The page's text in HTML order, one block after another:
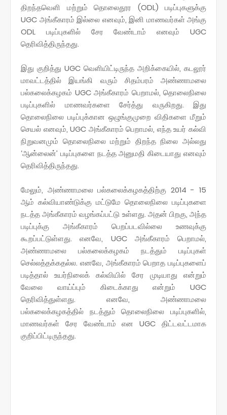
திறந்தவெளி மற்றும் தொலைதூர (ODL) படிப்புகளுக்கு
UGC அங்கீகாரம் இல்லை எனவும், இனி மாணவர்கள் அங்கு
ODL படிப்புகளில் சேர வேண்டாம் எனவும் UGC
தெரிவித்திருந்தது.
இது குறித்து UGC வெளியிட்டிருந்த அறிக்கையில், கடலூர்
மாவட்டத்தில் இயங்கி வரும் சிதம்பரம் அண்ணாமலை
பல்கலைக்கழகம் UGC அங்கீகாரம் பெறாமல், தொலைநிலை
படிப்புகளில் மாணவர்களை சேர்த்து வருகிறது. இது
தொலைநிலை படிப்புக்கான ஒழுங்குமுறை விதிகளை மீறும்
செயல் எனவும், UGC அங்கீகாரம் பெறாமல், எந்த உயர் கல்வி
நிறுவனமும் தொலைநிலை மற்றும் திறந்த நிலை அல்லது
‘ஆன்லைன்’ படிப்புகளை நடத்த அனுமதி கிடையாது எனவும்
தெரிவித்திருந்தது.
மேலும், அண்ணாமலை பல்கலைக்கழகத்திற்கு 2014 - 15
ஆம் கல்வியாண்டுக்கு மட்டுமே தொலைநிலை படிப்புகளை
நடத்த அங்கீகாரம் வழங்கப்பட்டு உள்ளது. அதன் பிறகு, அந்த
படிப்புக்கு அங்கீகாரம் பெறப்படவில்லை உணவுக்கு
கூறப்பட்டுள்ளது. எனவே, UGC அங்கீகாரம் பெறாமல்,
அண்ணாமலை பல்கலைக்கழகம் நடத்தும் படிப்புகள்
செல்லத்தக்கதல்ல. எனவே, அங்கீகாரம் பெறாத படிப்புகளைப்
படித்தால் உயர்நிலைக் கல்வியில் சேர முடியாது என்றும்
வேலை வாய்ப்பும் கிடைக்காது என்றும் UGC
தெரிவித்துள்ளது. எனவே, அண்ணாமலை
பல்கலைக்கழகத்தில் நடத்தும் தொலைநிலை படிப்புகளில்,
மாணவர்கள் சேர வேண்டாம் என UGC திட்டவட்டமாக
குறிப்பிட்டிருந்தது.